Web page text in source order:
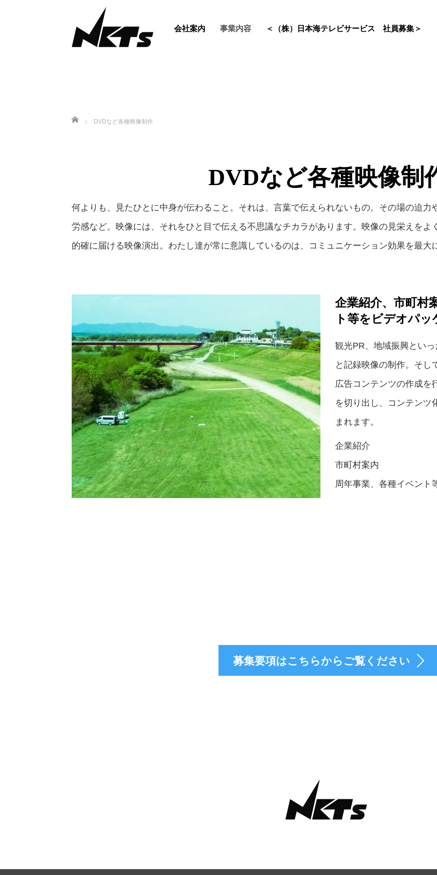
会社案内 事業内容 ＜（株）日本海テレビサービス 社員募集＞
ホーム DVDなど各種映像制作
DVDなど各種映像制
何よりも、見たひとに中身が伝わること。それは、言葉で伝えられないもの。その場の迫力
労感など。映像には、それをひと目で伝える不思議なチカラがあります。映像の見栄えをよ
的確に届ける映像演出。わたし達が常に意識しているのは、コミュニケーション効果を最大
企業紹介、市町村
ト等をビデオパッ
観光PR、地域振興とい
と記録映像の制作。そし
広告コンテンツの作成を
を切り出し、コンテンツ
まれます。
企業紹介
市町村案内
周年事業、各種イベント
募集要項はこちらからご覧ください